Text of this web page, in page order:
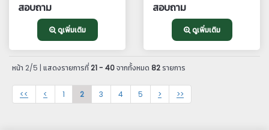
สอบถาม
ดูเพิ่มเติม
สอบถาม
ดูเพิ่มเติม
หน้า 2/5 | แสดงรายการที่21 - 40จากทั้งหมด 82รายการ
<< < 1 2 3 4 5 > >>